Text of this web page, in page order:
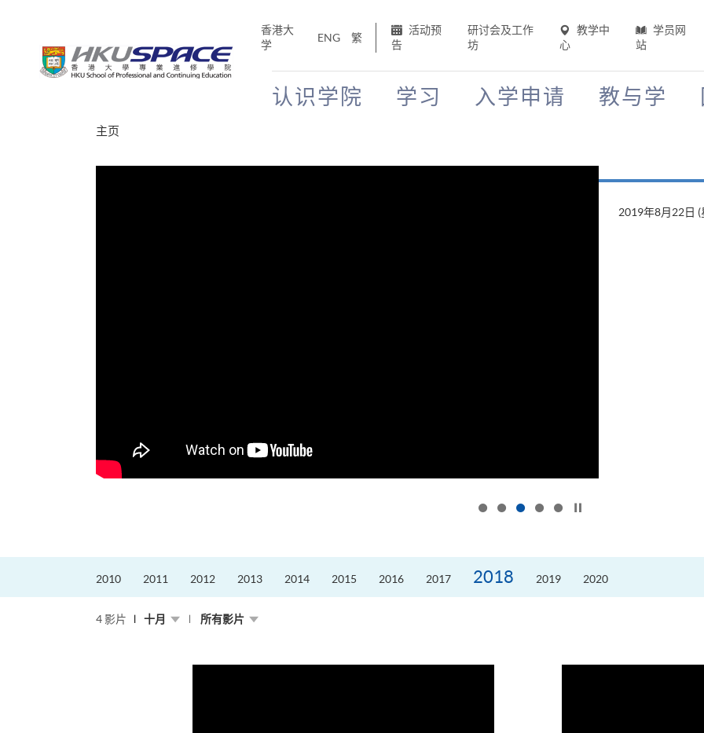
香港大
学
ENG 繁
活动预
告
研讨会及工作
坊
教学中
心
学员网
站
认识学院 学习 入学申请 教与学
主页
2019年8月22日 (
2010 2011 2012 2013 2014 2015 2016 2017 2018 2019 2020
4 影片 十月 所有影片